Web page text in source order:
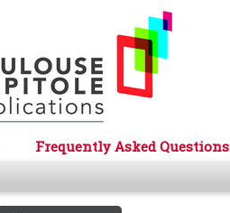
Frequently Asked Questions